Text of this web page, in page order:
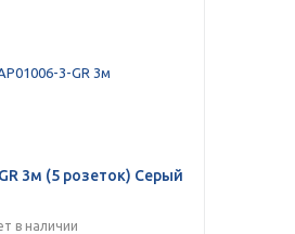
3м (5 розеток) Серый
в наличии